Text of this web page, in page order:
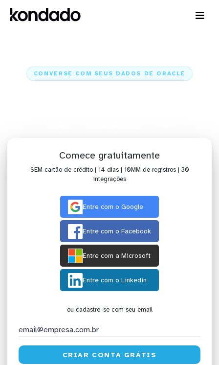
CONVERSE COM SEUS DADOS DE ORACLE
Comece gratuitamente
SEM cartão de crédito | 14 dias | 10MM de registros | 30
integrações
Entre com o Google
Entre com o Facebook
Entre com a Microsoft
Entre com o Linkedin
ou cadastre-se com seu email